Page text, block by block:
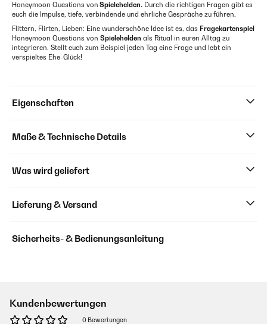
Honeymoon Questions von Spielehelden. Durch die richtigen Fragen gibt es
euch die Impulse, tiefe, verbindende und ehrliche Gespräche zu führen.
Flittern, Flirten, Lieben: Eine wunderschöne Idee ist es, das Fragekartenspiel
Honeymoon Questions von Spielehelden als Ritual in euren Alltag zu
integrieren. Stellt euch zum Beispiel jeden Tag eine Frage und lebt ein
verspieltes Ehe-Glück!
Eigenschaften
Maße & Technische Details
Was wird geliefert
Lieferung & Versand
Sicherheits- & Bedienungsanleitung
Kundenbewertungen
0 Bewertungen